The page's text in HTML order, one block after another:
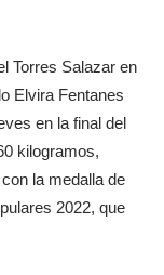
Torres Salazar en
Elvira Fentanes
en la final del
kilogramos,
la medalla de
2022, que